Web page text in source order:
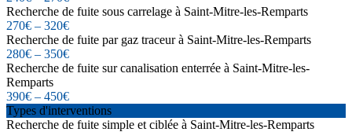
Recherche de fuite sous carrelage à Saint-Mitre-les-Remparts
270€ – 320€
Recherche de fuite par gaz traceur à Saint-Mitre-les-Remparts
280€ – 350€
Recherche de fuite sur canalisation enterrée à Saint-Mitre-les-
Remparts
390€ – 450€
Types d'interventions
Recherche de fuite simple et ciblée à Saint-Mitre-les-Remparts